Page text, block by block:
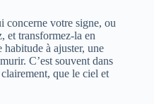
concerne votre signe, ou
et transformez-la en
à ajuster, une
C’est souvent dans
clairement, que le ciel et